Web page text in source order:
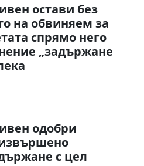
остави без
на обвиняем за
спрямо него
„задържане
одобри
с цел